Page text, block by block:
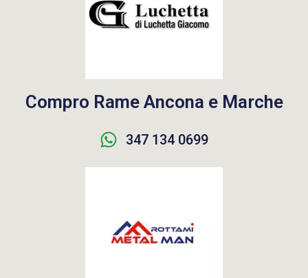
Compro Rame Ancona e Marche
347 134 0699